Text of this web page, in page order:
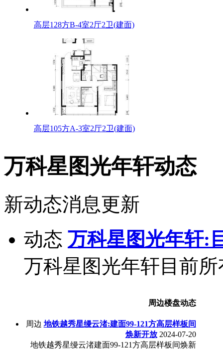
高层128方B-4室2厅2卫(建面)
高层105方A-3室2厅2卫(建面)
万科星图光年轩动态
新动态消息更新
动态 万科星图光年轩:
万科星图光年轩目前
周边楼盘动态
周边 地铁越秀星缦云渚:建面99-121方高层样板间
焕新开放 2024-07-20
地铁越秀星缦云渚建面99-121方高层样板间焕新